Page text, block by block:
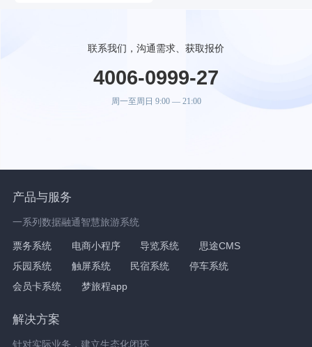
联系我们，沟通需求、获取报价
4006-0999-27
周一至周日 9:00 — 21:00
产品与服务
一系列数据融通智慧旅游系统
票务系统 电商小程序 导览系统
思途CMS
乐园系统
触屏系统 民宿系统
停车系统
会员卡系统
梦旅程app
解决方案
针对实际业务，建立生态化闭环